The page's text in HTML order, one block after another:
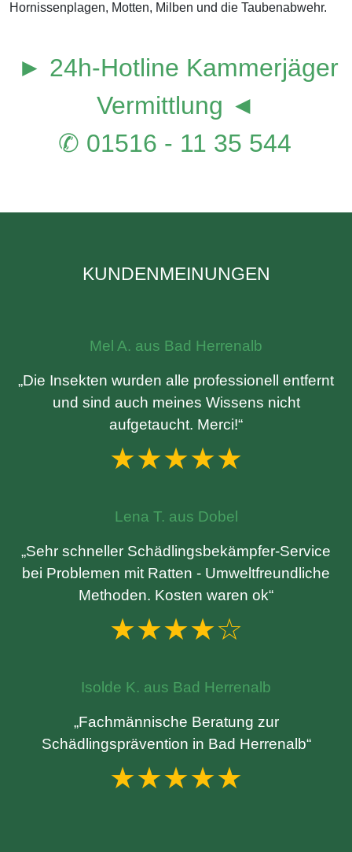
Hornissenplagen, Motten, Milben und die Taubenabwehr.
► 24h-Hotline Kammerjäger
Vermittlung ◄
✆ 01516 - 11 35 544
KUNDENMEINUNGEN
Mel A. aus Bad Herrenalb
„Die Insekten wurden alle professionell entfernt
und sind auch meines Wissens nicht
aufgetaucht. Merci!“
★★★★★
Lena T. aus Dobel
„Sehr schneller Schädlingsbekämpfer-Service
bei Problemen mit Ratten - Umweltfreundliche
Methoden. Kosten waren ok“
★★★★☆
Isolde K. aus Bad Herrenalb
„Fachmännische Beratung zur
Schädlingsprävention in Bad Herrenalb“
★★★★★